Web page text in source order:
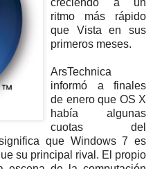
ritmo más rápido
que Vista en sus
primeros meses.
ArsTechnica
informó a finales
de enero que OS X
había algunas
cuotas del
que Windows 7 es
su principal rival. El propio